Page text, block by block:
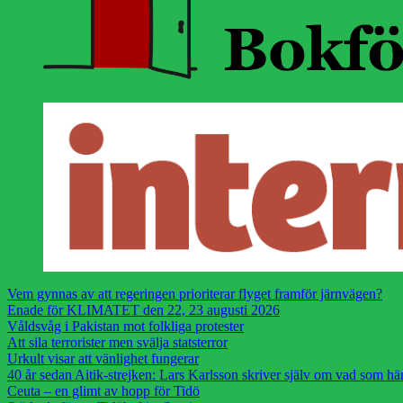
Vem gynnas av att regeringen prioriterar flyget framför järnvägen?
Enade för KLIMATET den 22, 23 augusti 2026
Våldsvåg i Pakistan mot folkliga protester
Att sila terrorister men svälja statsterror
Urkult visar att vänlighet fungerar
40 år sedan Aitik-strejken: Lars Karlsson skriver själv om vad som
Ceuta – en glimt av hopp för Tidö